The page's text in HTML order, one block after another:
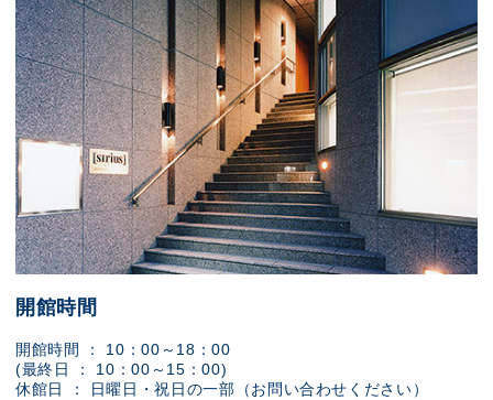
開館時間
開館時間 ： 10：00～18：00
(最終日 ： 10：00～15：00)
休館日 ： 日曜日・祝日の一部（お問い合わせください）